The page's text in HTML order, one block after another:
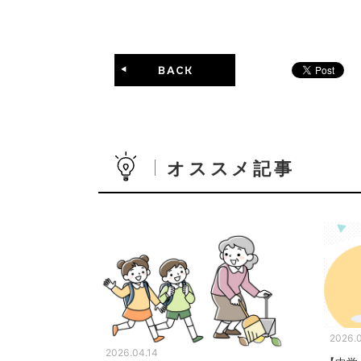
オススメ記事
2026.04.14